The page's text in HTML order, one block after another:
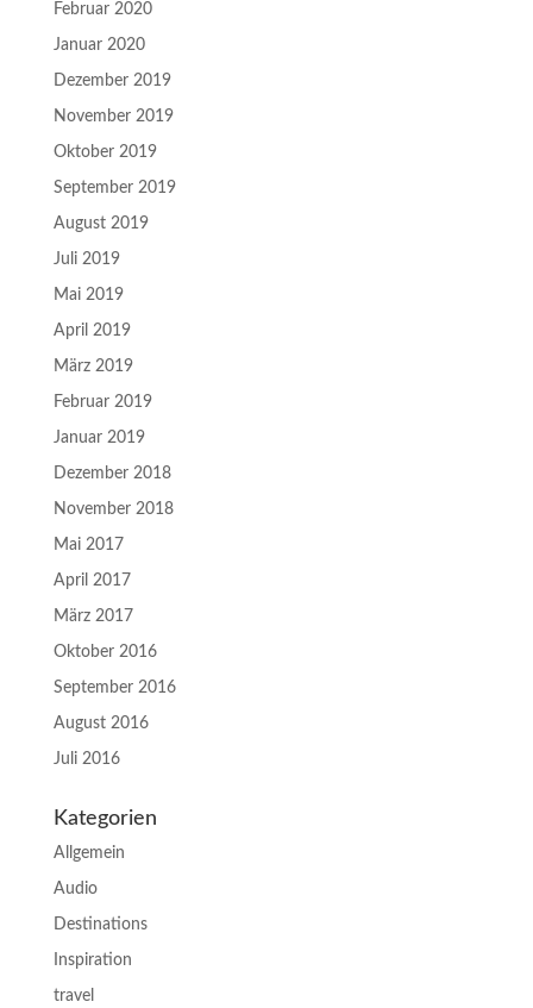
Februar 2020
Januar 2020
Dezember 2019
November 2019
Oktober 2019
September 2019
August 2019
Juli 2019
Mai 2019
April 2019
März 2019
Februar 2019
Januar 2019
Dezember 2018
November 2018
Mai 2017
April 2017
März 2017
Oktober 2016
September 2016
August 2016
Juli 2016
Kategorien
Allgemein
Audio
Destinations
Inspiration
travel